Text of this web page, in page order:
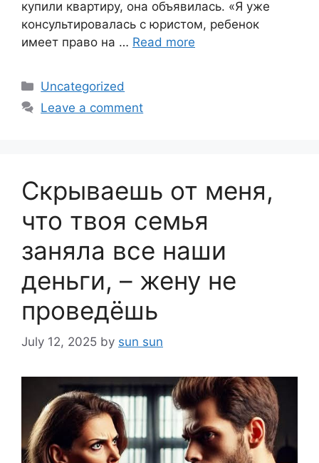
купили квартиру, она объявилась. «Я уже
консультировалась с юристом, ребенок
имеет право на … Read more
Categories
Uncategorized
Leave a comment
Скрываешь от меня,
что твоя семья
заняла все наши
деньги, – жену не
проведёшь
July 12, 2025 by sun sun